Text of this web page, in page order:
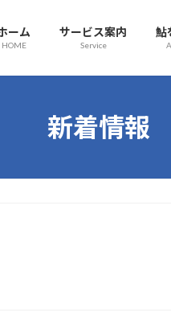
ーム
HOME
サービス案内
Service
鮎
新着情報